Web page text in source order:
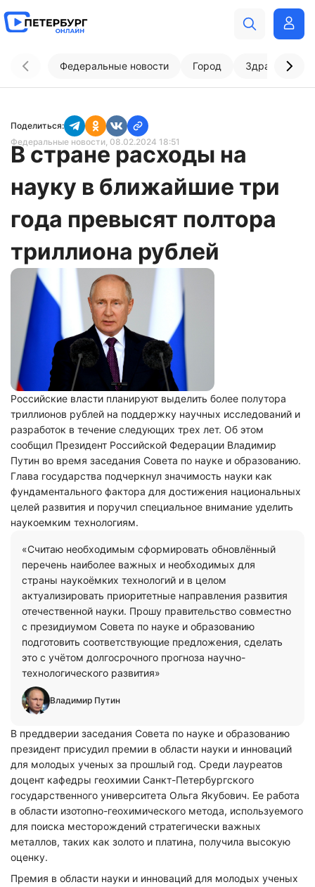
Федеральные новости Город
Поделиться:
Федеральные новости, 08.02.2024 18:51
В стране расходы на
науку в ближайшие три
года превысят полтора
триллиона рублей
Российские власти планируют выделить более полутора
триллионов рублей на поддержку научных исследований и
разработок в течение следующих трех лет. Об этом
сообщил Президент Российской Федерации Владимир
Путин во время заседания Совета по науке и образованию.
Глава государства подчеркнул значимость науки как
фундаментального фактора для достижения национальных
целей развития и поручил специальное внимание уделить
наукоемким технологиям.
«Считаю необходимым сформировать обновлённый
перечень наиболее важных и необходимых для
страны наукоёмких технологий и в целом
актуализировать приоритетные направления развития
отечественной науки. Прошу правительство совместно
с президиумом Совета по науке и образованию
подготовить соответствующие предложения, сделать
это с учётом долгосрочного прогноза научно-
технологического развития»
Владимир Путин
В преддверии заседания Совета по науке и образованию
президент присудил премии в области науки и инноваций
для молодых ученых за прошлый год. Среди лауреатов
доцент кафедры геохимии Санкт-Петербургского
государственного университета Ольга Якубович. Ее работа
в области изотопно-геохимического метода, используемого
для поиска месторождений стратегически важных
металлов, таких как золото и платина, получила высокую
оценку.
Премия в области науки и инноваций для молодых ученых